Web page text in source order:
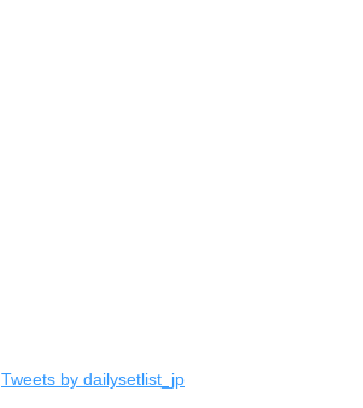
Tweets by dailysetlist_jp